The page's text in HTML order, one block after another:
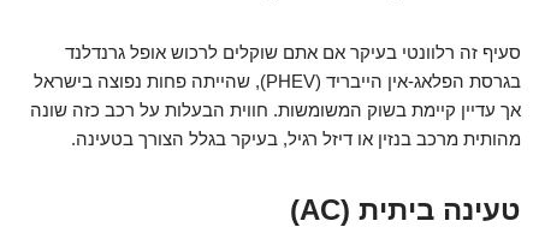
סעיף זה רלוונטי בעיקר אם אתם שוקלים לרכוש אופל גרנדלנד
בגרסת הפלאג-אין הייבריד (PHEV), שהייתה פחות נפוצה בישראל
אך עדיין קיימת בשוק המשומשות. חווית הבעלות על רכב כזה שונה
מהותית מרכב בנזין או דיזל רגיל, בעיקר בגלל הצורך בטעינה.
טעינה ביתית (AC)